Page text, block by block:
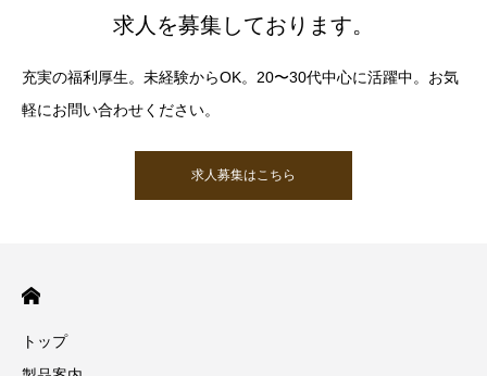
求人を募集しております。
充実の福利厚生。未経験からOK。20〜30代中心に活躍中。お気
軽にお問い合わせください。
求人募集はこちら
トップ